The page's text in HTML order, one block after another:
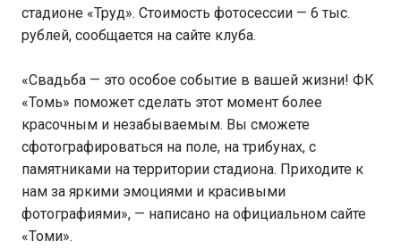
стадионе «Труд». Стоимость фотосессии — 6 тыс.
рублей, сообщается на сайте клуба.
«Свадьба — это особое событие в вашей жизни! ФК
«Томь» поможет сделать этот момент более
красочным и незабываемым. Вы сможете
сфотографироваться на поле, на трибунах, с
памятниками на территории стадиона. Приходите к
нам за яркими эмоциями и красивыми
фотографиями», — написано на официальном сайте
«Томи».